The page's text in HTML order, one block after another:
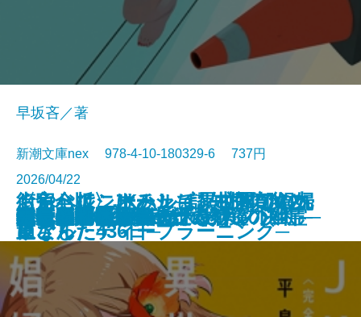
食べると死ぬ花
猫と罰
くらべて、けみして 校閲部の九
重さん
水よ踊れ
役者廃業・三婆
裂けた明日
おやじはニーチェ─認知症の父と
過ごした436日─
量子力学で生命の謎を解く
記憶の帝国
街角ハルシネーション─探偵AIの
リアル・ディープラーニング─
早坂吝／著
新潮文庫nex 978-4-10-180329-6 737円
2026/04/22
文庫電子書籍あり
〈完全版〉JKハルは異世界で娼婦
になった
今夜もベルが鳴る
歌舞伎町アンダーグラウンド
ツユクサナツコの一生
あしたの名医4─それぞれの決断─
鬼にきんつば─七つの刻鐘の幽霊─
東京都同情塔
養老先生、病院へ行く
不良老人の文学論
秀長と利休